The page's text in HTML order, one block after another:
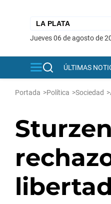
jueves 06 de agosto de
ÚLTIMAS
Portada >Política >Sociedad >